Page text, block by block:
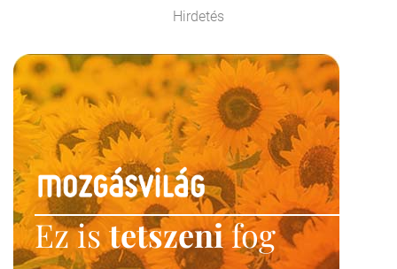
Hirdetés
Ez istetszenifog